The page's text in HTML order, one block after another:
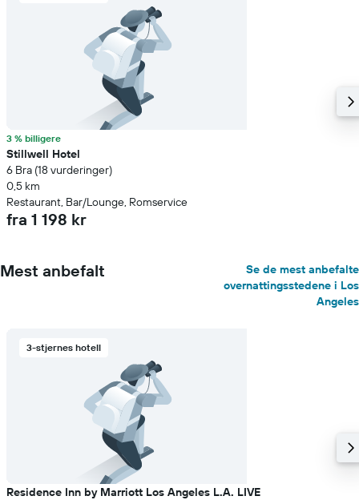
3 % billigere
Stillwell Hotel
6 Bra (18 vurderinger)
0,5 km
Restaurant, Bar/Lounge, Romservice
fra 1 198 kr
Mest anbefalt
Se de mest anbefalte
overnattingsstedene i Los
Angeles
3-stjernes hotell
Residence Inn by Marriott Los Angeles L.A. LIVE